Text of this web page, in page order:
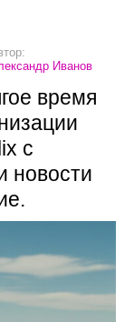
Иванов
время
с
новости